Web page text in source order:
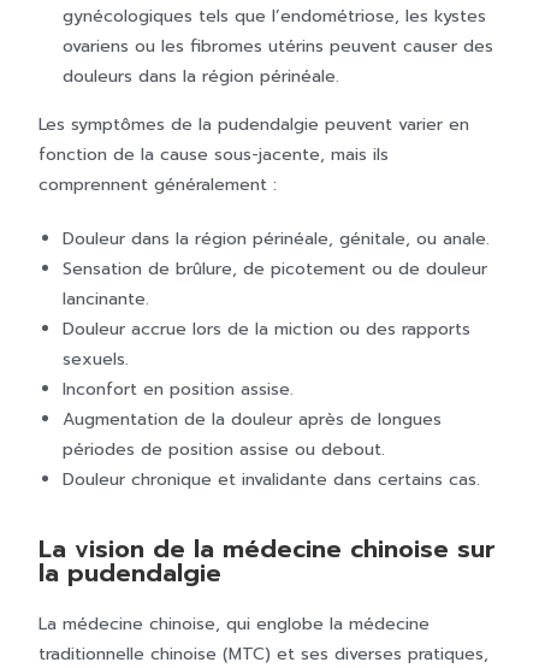
gynécologiques tels que l’endométriose, les kystes
ovariens ou les fibromes utérins peuvent causer des
douleurs dans la région périnéale.
Les symptômes de la pudendalgie peuvent varier en
fonction de la cause sous-jacente, mais ils
comprennent généralement :
Douleur dans la région périnéale, génitale, ou anale.
Sensation de brûlure, de picotement ou de douleur
lancinante.
Douleur accrue lors de la miction ou des rapports
sexuels.
Inconfort en position assise.
Augmentation de la douleur après de longues
périodes de position assise ou debout.
Douleur chronique et invalidante dans certains cas.
La vision de la médecine chinoise sur
la pudendalgie
La médecine chinoise, qui englobe la médecine
traditionnelle chinoise (MTC) et ses diverses pratiques,